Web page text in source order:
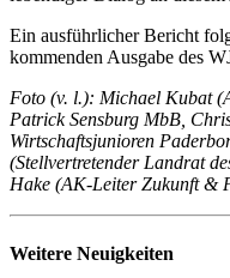
Ein ausführlicher Bericht
kommenden Ausgabe des
Foto (v. l.): Michael Kubat
Patrick Sensburg MbB,
Wirtschaftsjunioren
(Stellvertretender Landrat
Hake (AK-Leiter Zukunft &
Weitere Neuigkeiten